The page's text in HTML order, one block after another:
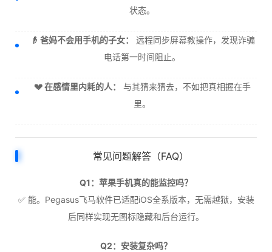
状态。
👴 爸妈不会用手机的子女：
远程同步屏幕教操作，发现诈骗
电话第一时间阻止。
💔 在感情里内耗的人：
与其猜来猜去，不如把真相握在手
里。
常见问题解答（FAQ）
Q1：苹果手机真的能监控吗？
✅ 能。Pegasus飞马软件已适配iOS全系版本，无需越狱，安装
后同样实现无图标隐藏和后台运行。
Q2：安装复杂吗？